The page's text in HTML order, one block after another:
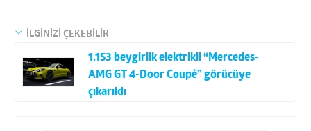
İLGİNİZİ ÇEKEBİLİR
1.153 beygirlik elektrikli “Mercedes-
AMG GT 4-Door Coupé” görücüye
çıkarıldı